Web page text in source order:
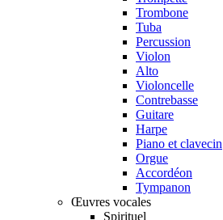
Trombone
Tuba
Percussion
Violon
Alto
Violoncelle
Contrebasse
Guitare
Harpe
Piano et clavecin
Orgue
Accordéon
Tympanon
Œuvres vocales
Spirituel